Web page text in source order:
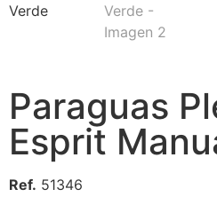
Paraguas
Esprit
Ref. 51346